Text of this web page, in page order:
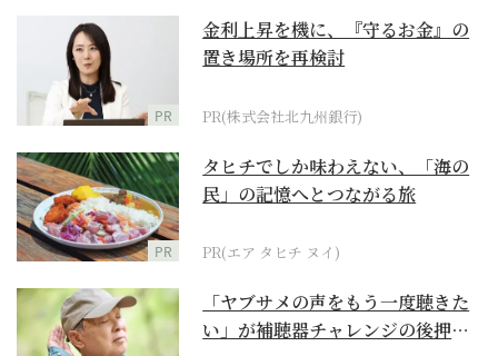
PR
金利上昇を機に、『守るお金』の
置き場所を再検討
PR(株式会社北九州銀行)
PR
タヒチでしか味わえない、「海の
民」の記憶へとつながる旅
PR(エア タヒチ ヌイ)
「ヤブサメの声をもう一度聴きた
い」が補聴器チャレンジの後押し